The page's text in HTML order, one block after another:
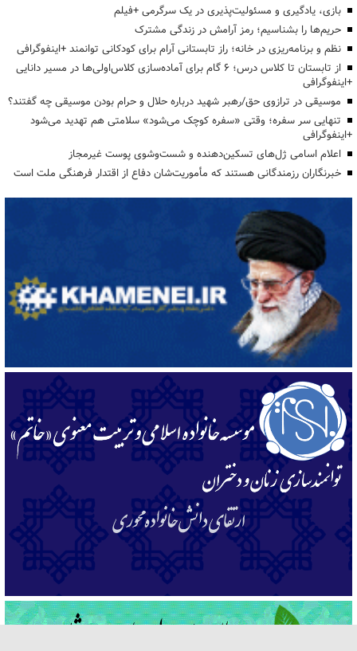
بازی، یادگیری و مسئولیت‌پذیری در یک سرگرمی +فیلم
حریم‌ها را بشناسیم؛ رمز آرامش در زندگی مشترک
نظم و برنامه‌ریزی در خانه؛ راز تابستانی آرام برای کودکانی توانمند +اینفوگرافی
از تابستان تا کلاس درس؛ ۶ گام برای آماده‌سازی کلاس‌اولی‌ها در مسیر دانایی
+اینفوگرافی
موسیقی در ترازوی حق/رهبر شهید درباره حلال و حرام بودن موسیقی چه گفتند؟
تنهایی سر سفره؛ وقتی «سفره کوچک می‌شود» سلامتی هم تهدید می‌شود
+اینفوگرافی
اعلام اسامی ژل‌های تسکین‌دهنده و شست‌وشوی پوست غیرمجاز
خبرنگاران رزمندگانی هستند که مأموریت‌شان دفاع از اقتدار فرهنگی ملت است